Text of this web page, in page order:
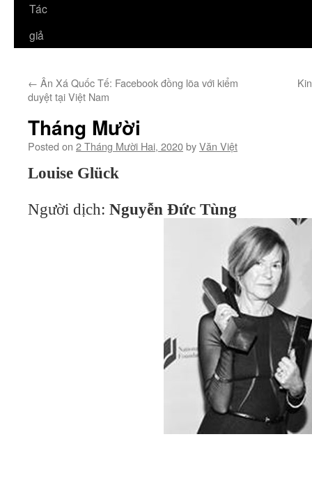
Tác
giả
← Ân Xá Quốc Tế: Facebook đồng lõa với kiểm
duyệt tại Việt Nam
Tháng Mười
Posted on 2 Tháng Mười Hai, 2020byVăn Việt
Louise Glück
Người dịch: Nguyễn Đức Tùng